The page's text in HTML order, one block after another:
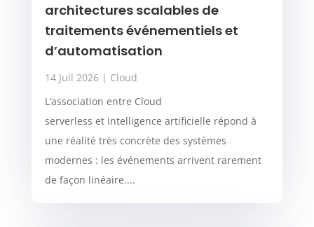
architectures scalables de
traitements événementiels et
d’automatisation
14 Juil 2026| Cloud
L’association entre Cloud
serverless et intelligence artificielle répond à
une réalité très concrète des systèmes
modernes : les événements arrivent rarement
de façon linéaire....